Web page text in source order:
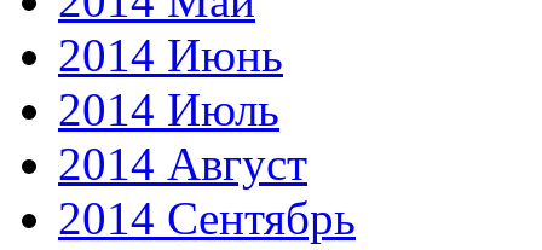
2014 Июнь
2014 Июль
2014 Август
2014 Сентябрь